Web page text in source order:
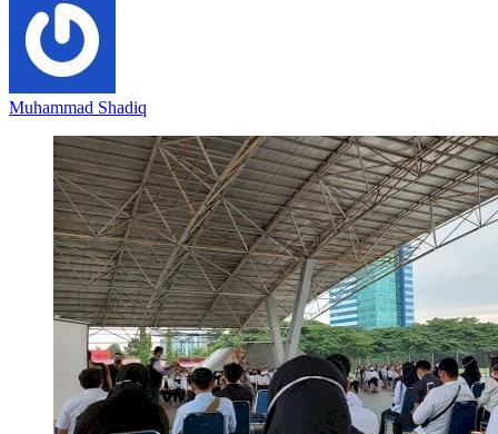
Muhammad Shadiq